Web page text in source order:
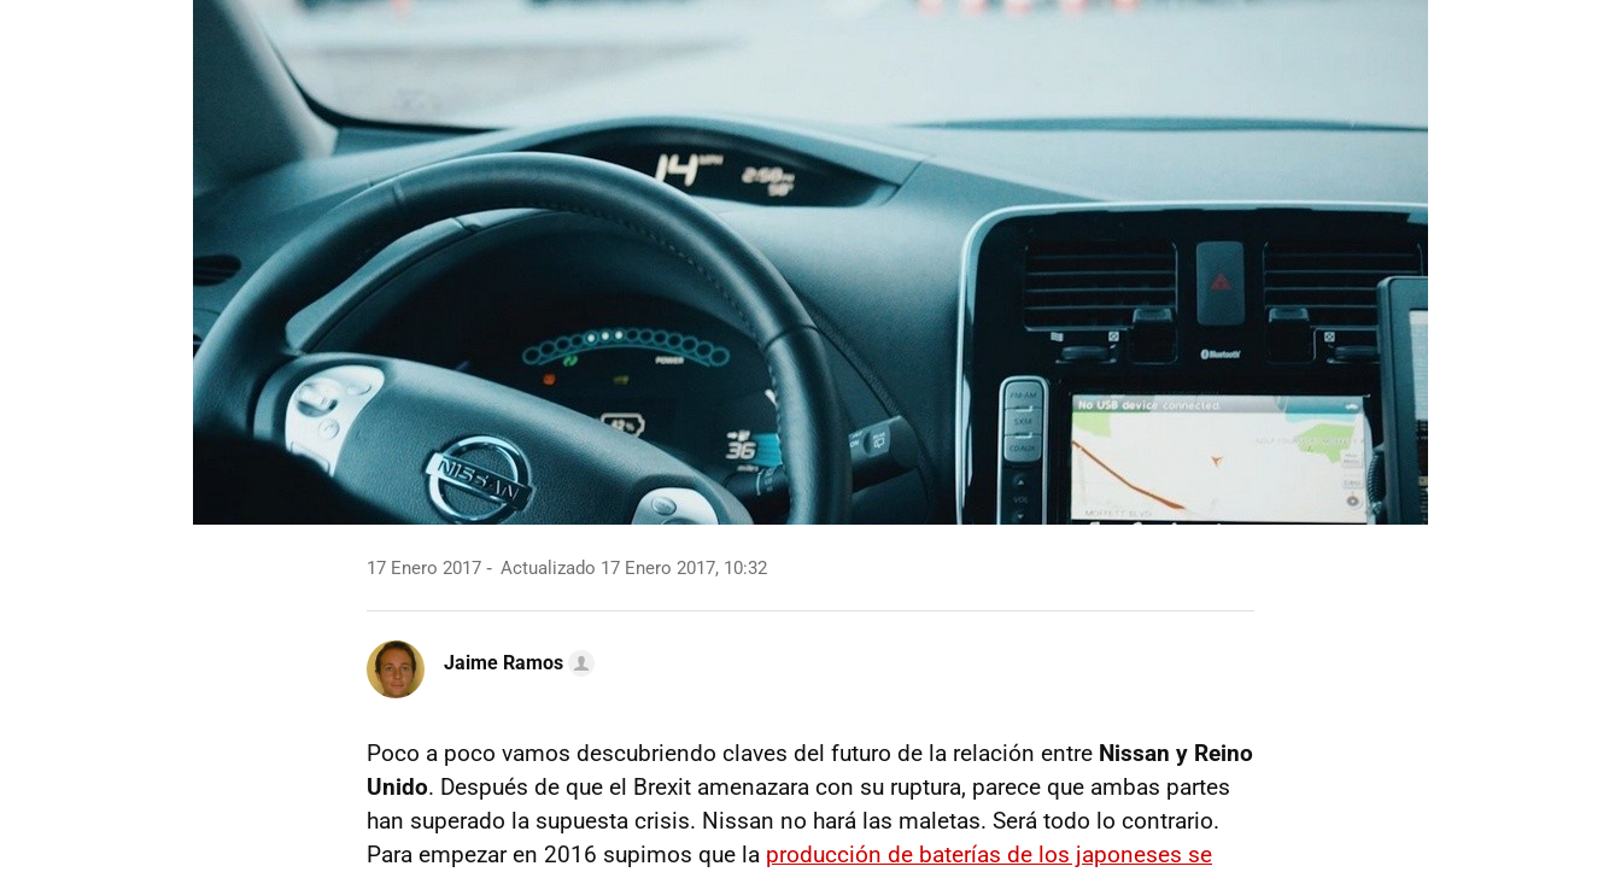
17 Enero 2017 Actualizado 17 Enero 2017, 10:32
Jaime Ramos
Poco a poco vamos descubriendo claves del futuro de la relación entre Nissan y Reino
Unido. Después de que el Brexit amenazara con su ruptura, parece que ambas partes
han superado la supuesta crisis. Nissan no hará las maletas. Será todo lo contrario.
Para empezar en 2016 supimos que la producción de baterías de los japoneses se